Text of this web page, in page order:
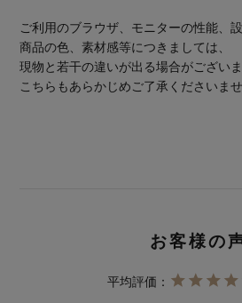
ご利用のブラウザ、モニターの性能、
商品の色、素材感等につきましては、
現物と若干の違いが出る場合がございま
こちらもあらかじめご了承くださいませ